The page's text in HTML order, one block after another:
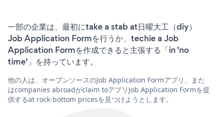
一部の企業は、最初にtake a stab at日曜大工（diy）
Job Application Formを行うか、techie a Job
Application Formを作成できると主張する「in 'no
time'」を持っています。
他の人は、オープンソースのJob Application Formアプリ、また
はcompanies abroadがclaim toアプリJob Application Formを提
供するat rock-bottom pricesを見つけようとします。